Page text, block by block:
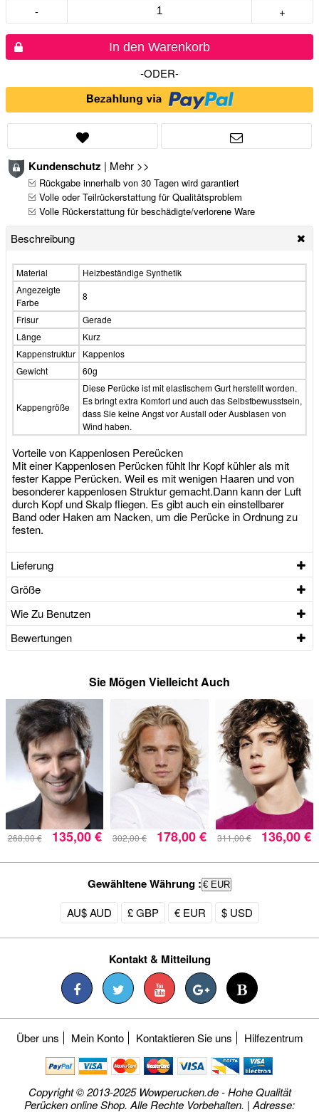
- +
In den Warenkorb
-ODER-
Kundenschutz | Mehr >>
Rückgabe innerhalb von 30 Tagen wird garantiert
Volle oder Teilrückerstattung für Qualitätsproblem
Volle Rückerstattung für beschädigte/verlorene Ware
Beschreibung
Material
Heizbeständige Synthetik
Angezeigte
Farbe
8
Frisur
Gerade
Länge
Kurz
Kappenstruktur
Kappenlos
Gewicht
60g
Kappengröße
Diese Perücke ist mit elastischem Gurt herstellt worden.
Es bringt extra Komfort und auch das Selbstbewusstsein,
dass Sie keine Angst vor Ausfall oder Ausblasen von
Wind haben.
Vorteile von Kappenlosen Pereücken
Mit einer Kappenlosen Perücken fühlt Ihr Kopf kühler als mit
fester Kappe Perücken. Weil es mit wenigen Haaren und von
besonderer kappenlosen Struktur gemacht.Dann kann der Luft
durch Kopf und Skalp fliegen. Es gibt auch ein einstellbarer
Band oder Haken am Nacken, um die Perücke in Ordnung zu
festen.
Lieferung
Größe
Wie Zu Benutzen
Bewertungen
Sie Mögen Vielleicht Auch
268,00 € 135,00 € 302,00 € 178,00 € 311,00 € 136,00 €
Gewähltene Währung : € EUR
AU$ AUD £ GBP € EUR $ USD
Kontakt & Mitteilung
Über uns Mein Konto Kontaktieren Sie uns Hilfezentrum
Copyright © 2013-2025 Wowperucken.de - Hohe Qualität
Perücken online Shop. Alle Rechte Vorbehalten. | Adresse: